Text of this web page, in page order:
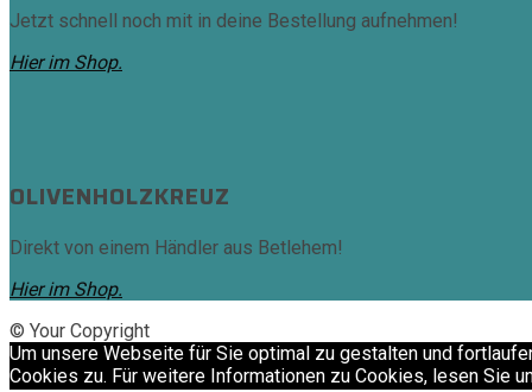
Jetzt schnell noch mit in deine Bestellung aufnehmen!
Hier im Shop.
OLIVENHOLZKREUZ
Direkt von einem Händler aus Betlehem!
Hier im Shop.
© Your Copyright
Um unsere Webseite für Sie optimal zu gestalten und
Cookies zu. Für weitere Informationen zu Cookies, lesen Sie